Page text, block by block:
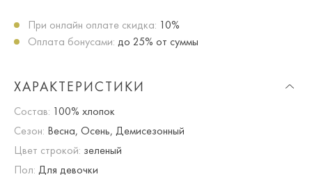
При онлайн оплате скидка: 10%
Оплата бонусами: до 25% от суммы
ХАРАКТЕРИСТИКИ
Состав: 100% хлопок
Сезон: Весна, Осень, Демисезонный
Цвет строкой: зеленый
Пол: Для девочки